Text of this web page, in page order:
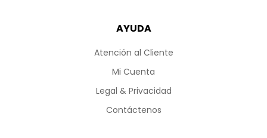
AYUDA
Atención al Cliente
Mi Cuenta
Legal & Privacidad
Contáctenos